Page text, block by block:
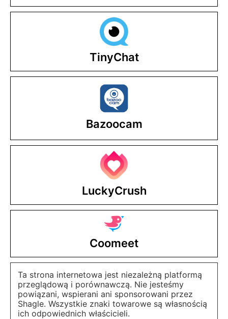
TinyChat
Bazoocam
LuckyCrush
Coomeet
Ta strona internetowa jest niezależną platformą
przeglądową i porównawczą. Nie jesteśmy
powiązani, wspierani ani sponsorowani przez
Shagle. Wszystkie znaki towarowe są własnością
ich odpowiednich właścicieli.